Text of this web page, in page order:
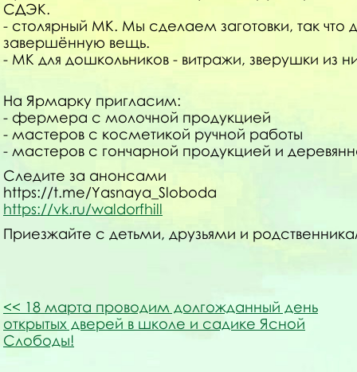
СДЭК.
- столярный МК. Мы сделаем заготовки, так
завершённую вещь.
- МК для дошкольников - витражи, зверушки из
На Ярмарку пригласим:
- фермера с молочной продукцией
- мастеров с косметикой ручной работы
- мастеров с гончарной продукцией и
Следите за анонсами
https://t.me/Yasnaya_Sloboda
https://vk.ru/waldorfhill
Приезжайте с детьми, друзьями и
18 марта проводим долгожданный день
открытых дверей в школе и садике Ясной
Слободы!